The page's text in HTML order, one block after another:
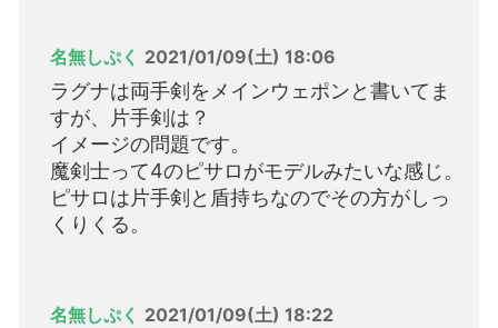
名無しぷく 2021/01/09(土) 18:06
ラグナは両手剣をメインウェポンと書いてま
すが、片手剣は？
イメージの問題です。
魔剣士って4のピサロがモデルみたいな感じ。
ピサロは片手剣と盾持ちなのでその方がしっ
くりくる。
名無しぷく 2021/01/09(土) 18:22